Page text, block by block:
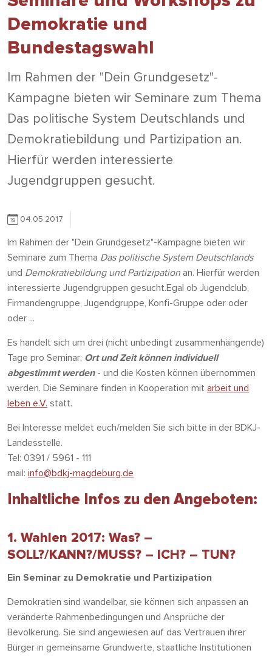
Demokratie und
Bundestagswahl
Im Rahmen der "Dein Grundgesetz"-
Kampagne bieten wir Seminare zum Thema
Das politische System Deutschlands und
Demokratiebildung und Partizipation an.
Hierfür werden interessierte
Jugendgruppen gesucht.
04.05.2017
Im Rahmen der "Dein Grundgesetz"-Kampagne bieten wir
Seminare zum Thema Das politische System Deutschlands
und Demokratiebildung und Partizipation an. Hierfür werden
interessierte Jugendgruppen gesucht.Egal ob Jugendclub,
Firmandengruppe, Jugendgruppe, Konfi-Gruppe oder oder
oder ...
Es handelt sich um drei (nicht unbedingt zusammenhängende)
Tage pro Seminar; Ort und Zeit können individuell
abgestimmt werden- und die Kosten können übernommen
werden. Die Seminare finden in Kooperation mit arbeit und
leben e.V. statt.
Bei Interesse meldet euch/melden Sie sich bitte in der BDKJ-
Landesstelle.
Tel: 0391 / 5961 - 111
mail: info@bdkj-magdeburg.de
Inhaltliche Infos zu den Angeboten:
1. Wahlen 2017: Was? –
SOLL?/KANN?/MUSS? – ICH? – TUN?
Ein Seminar zu Demokratie und Partizipation
Demokratien sind wandelbar, sie können sich anpassen an
veränderte Rahmenbedingungen und Ansprüche der
Bevölkerung. Sie sind angewiesen auf das Vertrauen ihrer
Bürger in gemeinsame Grundwerte, staatliche Institutionen